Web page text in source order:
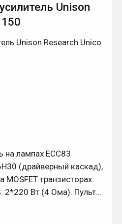
Unison
на лампах ECC83
(драйверный каскад),
транзисторах.
2*220 Вт (4 Ома). Пульт